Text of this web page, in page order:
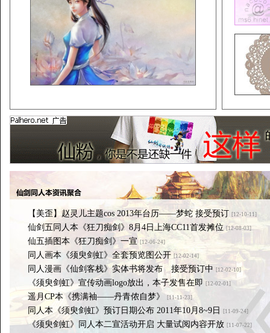
【美歪】赵灵儿主题cos 2013年台历——梦蛇 接受预订 [12-10-11]
仙剑五同人本《狂刀痴剑》8月4日上海CC11首发摊位 [12-08-03]
仙五插图本《狂刀痴剑》一宣 [12-06-24]
同人画本《须臾剑虹》全套预览图公开 [12-02-14]
同人漫画《仙剑客栈》实体书将发布 接受预订中 [12-02-10]
《须臾剑虹》宣传动画logo放出，本子发售在即 [12-02-01]
遥月CP本《携满袖——丹青侬自梦》 [11-11-23]
同人本《须臾剑虹》预订日期公布 2011年10月8~9日 [11-09-24]
《须臾剑虹》同人本二宣活动开启 大量试阅内容开放 [11-07-22]